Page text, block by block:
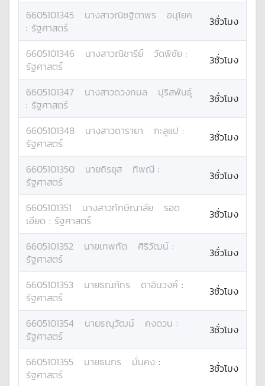
6605101345 นางสาวณิชฐิตาพร
อนุโยค
: รัฐศาสตร์ 3ชั่วโมง
6605101346 นางสาวณิชารีย์ วัดพิชัย :
รัฐศาสตร์
3ชั่วโมง
6605101347 นางสาวดวงกมล
ปุริสพันธุ์
: รัฐศาสตร์ 3ชั่วโมง
6605101348 นางสาวดารายา กะลูแป :
รัฐศาสตร์
3ชั่วโมง
6605101350 นายถิรยุส ทิพณี :
รัฐศาสตร์
3ชั่วโมง
6605101351 นางสาวทักษิณาลัย
รอด
เอียด : รัฐศาสตร์ 3ชั่วโมง
6605101352 นายเทพทัต ศิริวัฒน์ :
รัฐศาสตร์
3ชั่วโมง
6605101353 นายธณภัทร ดาอินวงค์ :
รัฐศาสตร์
3ชั่วโมง
6605101354 นายธณุวัฒน์ คงดวน :
รัฐศาสตร์
3ชั่วโมง
6605101355 นายธนกร มั่นคง :
รัฐศาสตร์
3ชั่วโมง